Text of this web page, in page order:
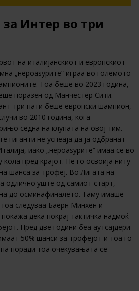
Интер во три
на италијанскиот и европскиот
„нероаѕурите“ играа во големото
Тоа беше во 2023 година,
поразен од Манчестер Сити.
три пати беше европски шампион,
во 2010 година, кога
седна на клупата на овој тим.
гиганти не успеаја да ја одбранат
иако „нероаѕурите“ имаа се во
пред крајот. Не го освоија ниту
шанса за трофеј. Во Лигата на
одлично уште од самиот старт,
до осминафиналето. Таму имаше
следуваа Баерн Минхен и
дека покрај тактичка надмоќ
Пред две години беа аутсајдери
50% шанси за трофејот и тоа го
поради тоа очекувањата се